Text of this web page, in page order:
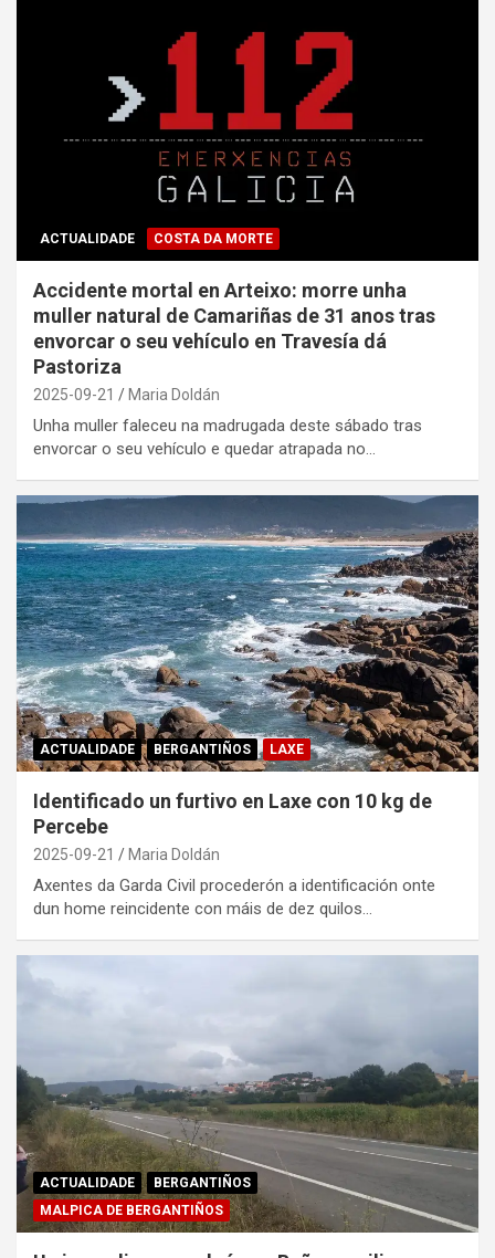
ACTUALIDADE COSTA DA MORTE
Accidente mortal en Arteixo: morre unha
muller natural de Camariñas de 31 anos tras
envorcar o seu vehículo en Travesía dá
Pastoriza
2025-09-21 Maria Doldán
Unha muller faleceu na madrugada deste sábado tras
envorcar o seu vehículo e quedar atrapada no…
ACTUALIDADE BERGANTIÑOS LAXE
Identificado un furtivo en Laxe con 10 kg de
Percebe
2025-09-21 Maria Doldán
Axentes da Garda Civil procederón a identificación onte
dun home reincidente con máis de dez quilos…
ACTUALIDADE
BERGANTIÑOS
MALPICA DE BERGANTIÑOS